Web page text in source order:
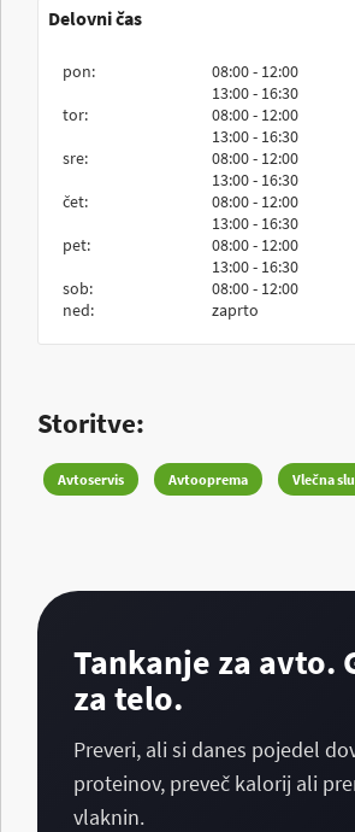
Delovni čas
pon:
tor:
sre:
čet:
pet:
sob:
ned:
08:00 - 12:00
13:00 - 16:30
08:00 - 12:00
13:00 - 16:30
08:00 - 12:00
13:00 - 16:30
08:00 - 12:00
13:00 - 16:30
08:00 - 12:00
13:00 - 16:30
08:00 - 12:00
zaprto
Storitve:
Avtoservis Avtooprema Vlečna
Tankanje za avto.
za telo.
Preveri, ali si danes pojedel
proteinov, preveč kalorij ali
vlaknin.